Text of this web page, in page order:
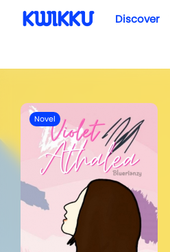
Discover
Novel